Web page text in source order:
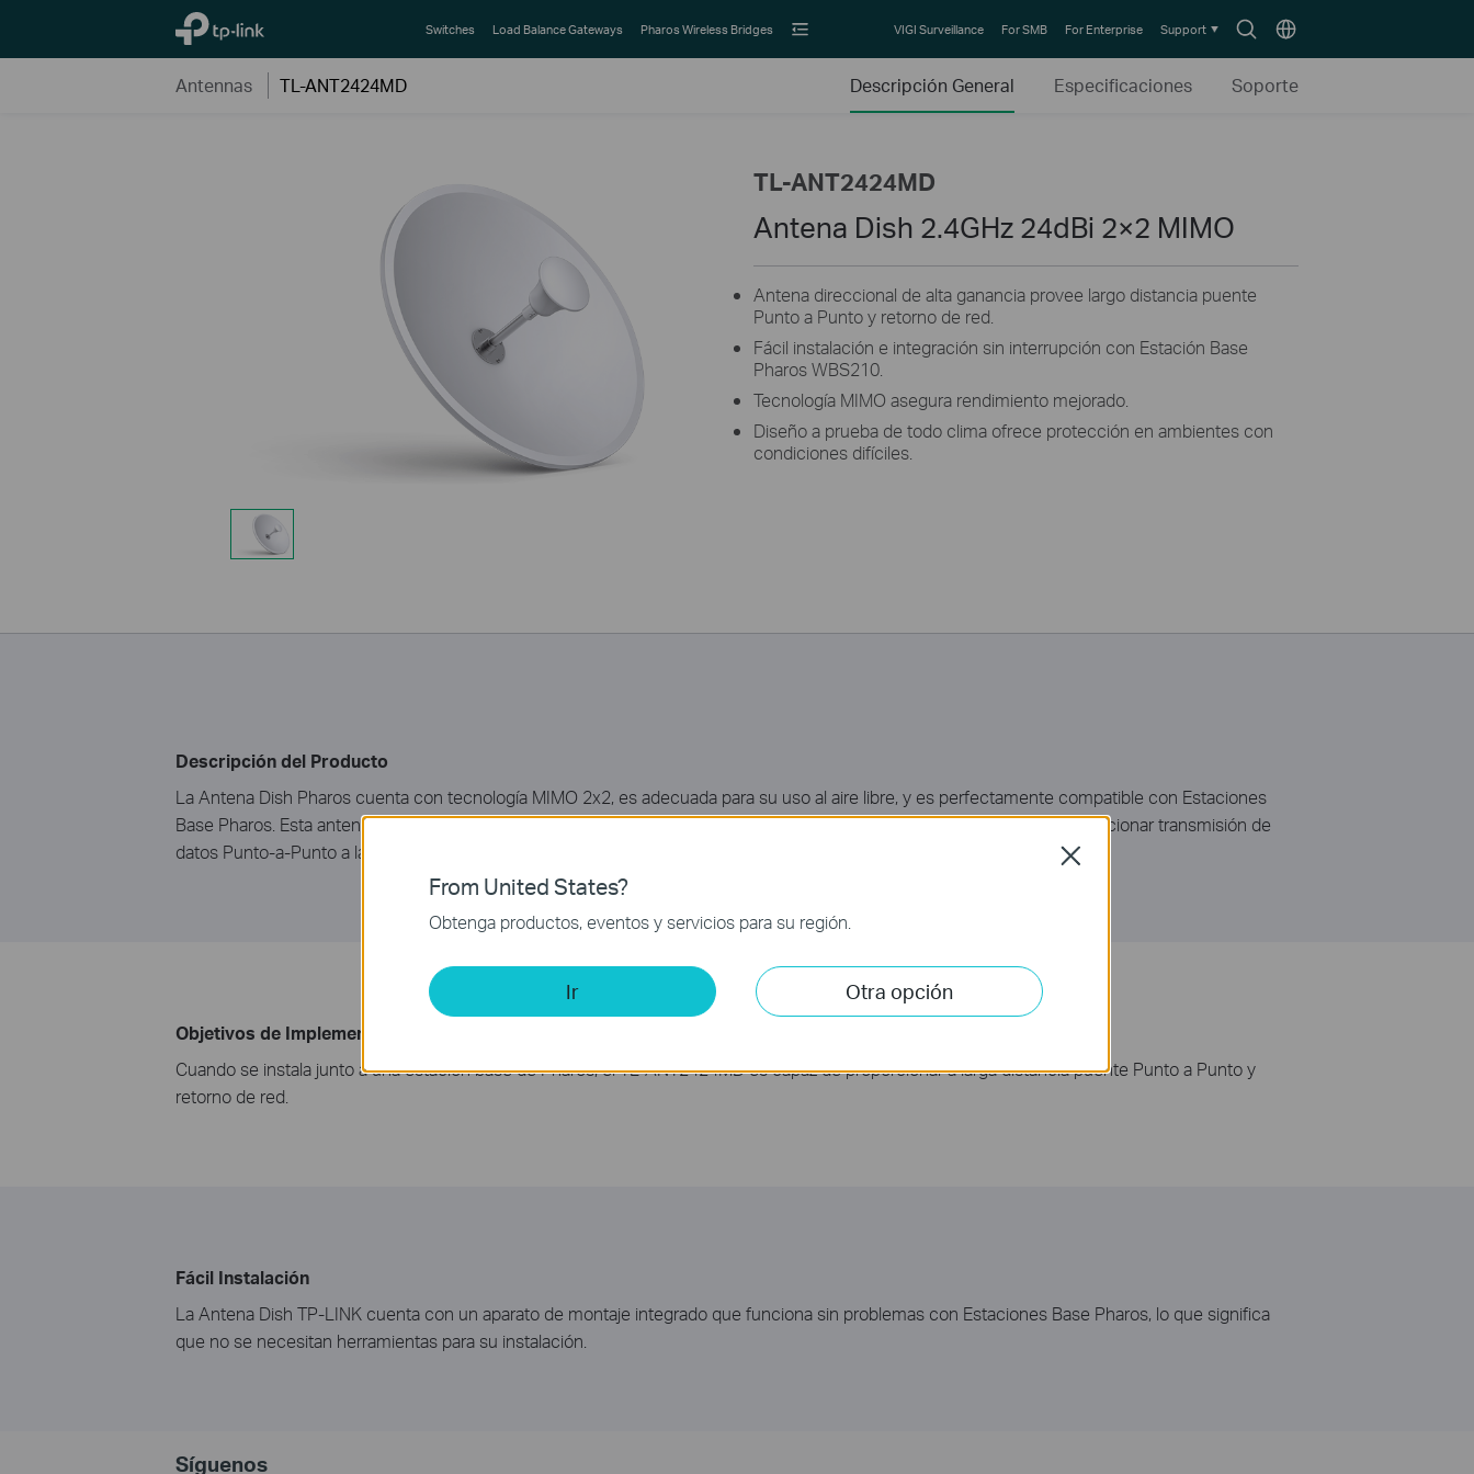
TP-Link, Reliably Smart
SearchChoose
Switches Load Balance Gateways Pharos Wireless Bridges VIGI Surveillance For SMB For Enterprise Support
Antennas TL-ANT2424MD Descripción General Especificaciones Soporte
TL-ANT2424MD
Antena Dish 2.4GHz 24dBi 2×2 MIMO
Antena direccional de alta ganancia provee largo distancia puente
Punto a Punto y retorno de red.
Fácil instalación e integración sin interrupción con Estación Base
Pharos WBS210.
Tecnología MIMO asegura rendimiento mejorado.
Diseño a prueba de todo clima ofrece protección en ambientes con
condiciones difíciles.
Descripción del Producto
La Antena Dish Pharos cuenta con tecnología MIMO 2x2, es adecuada para su uso al aire libre, y es perfectamente compatible con Estaciones
Base Pharos. Esta antena posee alta ganancia de transmisión direccional y representa una excelente solución para proporcionar transmisión de
datos Punto-a-Punto a larga distancia.
Objetivos de Implementación Común
Cuando se instala junto a una estación base de Pharos, el TL-ANT2424MD es capaz de proporcionar a larga distancia puente Punto a Punto y
retorno de red.
Fácil Instalación
La Antena Dish TP-LINK cuenta con un aparato de montaje integrado que funciona sin problemas con Estaciones Base Pharos, lo que significa
que no se necesitan herramientas para su instalación.
Síguenos
From United States?
Obtenga productos, eventos y servicios para su región.
Ir Otra opción
Close